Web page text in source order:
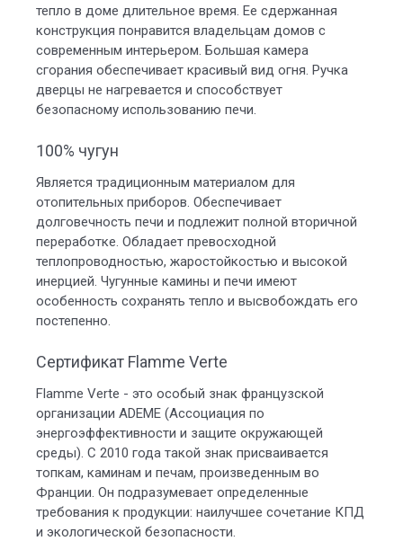
тепло в доме длительное время. Ее сдержанная
конструкция понравится владельцам домов с
современным интерьером. Большая камера
сгорания обеспечивает красивый вид огня. Ручка
дверцы не нагревается и способствует
безопасному использованию печи.
100% чугун
Является традиционным материалом для
отопительных приборов. Обеспечивает
долговечность печи и подлежит полной вторичной
переработке. Обладает превосходной
теплопроводностью, жаростойкостью и высокой
инерцией. Чугунные камины и печи имеют
особенность сохранять тепло и высвобождать его
постепенно.
Сертификат Flamme Verte
Flamme Verte - это особый знак французской
организации ADEME (Ассоциация по
энергоэффективности и защите окружающей
среды). С 2010 года такой знак присваивается
топкам, каминам и печам, произведенным во
Франции. Он подразумевает определенные
требования к продукции: наилучшее сочетание КПД
и экологической безопасности.